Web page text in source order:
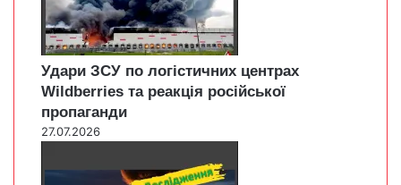
Удари ЗСУ по логістичних центрах
Wildberries та реакція російської
пропаганди
27.07.2026